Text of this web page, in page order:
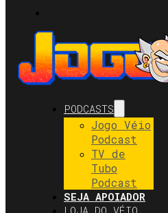
PODCASTS
Jogo Véio
Podcast
TV de
Tubo
Podcast
SEJA APOIADOR
LOJA DO VÉIO